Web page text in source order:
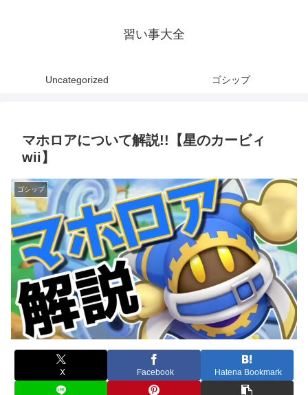
習い事大全
Uncategorized ゴシップ
マホロアについて解説!!【星のカービィ
wii】
ゴシップ
X Facebook Hatena Bookmark